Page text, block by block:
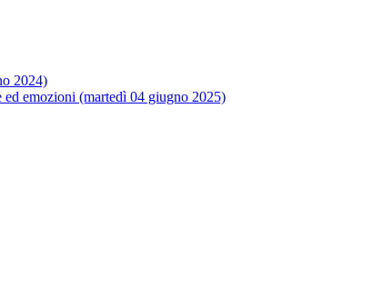
2024)
emozioni (martedì 04 giugno 2025)